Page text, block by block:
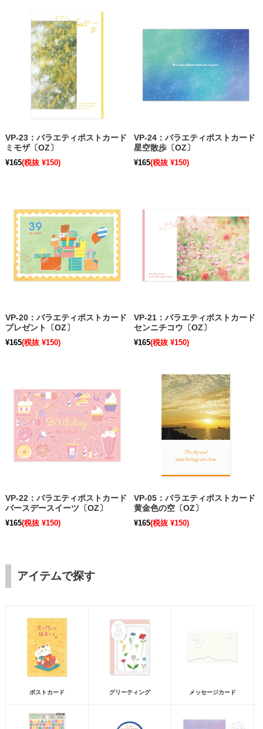
VP-23：バラエティポストカード
ミモザ〔OZ〕
¥165(税抜 ¥150)
VP-24：バラエティポストカード
星空散歩〔OZ〕
¥165(税抜 ¥150)
VP-20：バラエティポストカード
プレゼント〔OZ〕
¥165(税抜 ¥150)
VP-21：バラエティポストカード
センニチコウ〔OZ〕
¥165(税抜 ¥150)
VP-22：バラエティポストカード
バースデースイーツ〔OZ〕
¥165(税抜 ¥150)
VP-05：バラエティポストカード
黄金色の空〔OZ〕
¥165(税抜 ¥150)
アイテムで探す
ポストカード グリーティング メッセージカード